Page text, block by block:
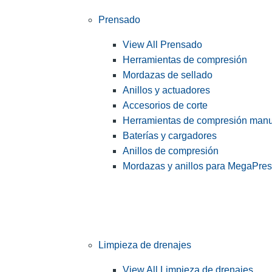
Prensado
View All Prensado
Herramientas de compresión
Mordazas de sellado
Anillos y actuadores
Accesorios de corte
Herramientas de compresión
Baterías y cargadores
Anillos de compresión
Mordazas y anillos para
Limpieza de drenajes
View All Limpieza de drenajes